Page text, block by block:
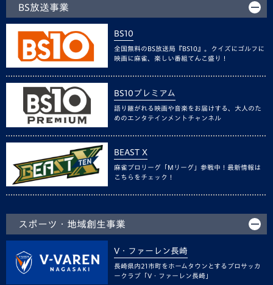
BS放送事業
BS10
全国無料のBS放送局『BS10』。クイズにゴルフに
映画に麻雀、楽しい番組てんこ盛り！
BS10プレミアム
語り継がれる映画や音楽をお届けする、大人のた
めのエンタテインメントチャンネル
BEAST X
麻雀プロリーグ「Mリーグ」参戦中！最新情報は
こちらをチェック！
スポーツ・地域創生事業
V・ファーレン長崎
長崎県内21市町をホームタウンとするプロサッカ
ークラブ「V・ファーレン長崎」